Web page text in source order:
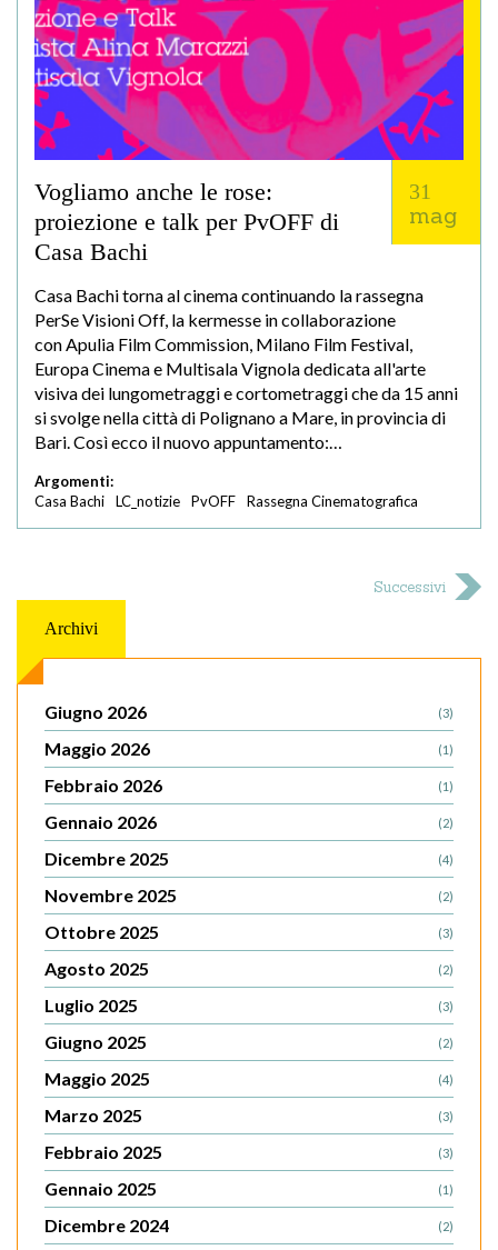
31
mag
Vogliamo anche le rose:
proiezione e talk per PvOFF di
Casa Bachi
Casa Bachi torna al cinema continuando la rassegna
PerSe Visioni Off, la kermesse in collaborazione
con Apulia Film Commission, Milano Film Festival,
Europa Cinema e Multisala Vignola dedicata all'arte
visiva dei lungometraggi e cortometraggi che da 15 anni
si svolge nella città di Polignano a Mare, in provincia di
Bari. Così ecco il nuovo appuntamento:…
Argomenti:
Casa Bachi
LC_notizie PvOFF Rassegna Cinematografica
Successivi
Archivi
Giugno 2026 (3)
Maggio 2026 (1)
Febbraio 2026 (1)
Gennaio 2026 (2)
Dicembre 2025 (4)
Novembre 2025 (2)
Ottobre 2025 (3)
Agosto 2025 (2)
Luglio 2025 (3)
Giugno 2025 (2)
Maggio 2025 (4)
Marzo 2025 (3)
Febbraio 2025 (3)
Gennaio 2025 (1)
Dicembre 2024 (2)